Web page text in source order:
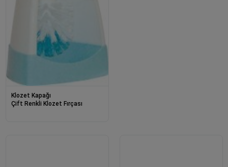
Klozet Kapağı
Çift Renkli Klozet Fırçası